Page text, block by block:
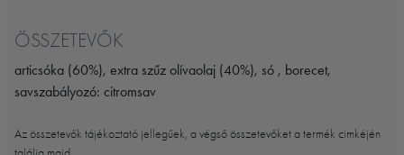
ÖSSZETEVŐK
articsóka (60%), extra szűz olívaolaj (40%), só , borecet,
savszabályozó: citromsav
Az összetevők tájékoztató jellegűek, a végső összetevőket a termék cimkéjén